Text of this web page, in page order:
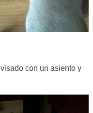
con un asiento y